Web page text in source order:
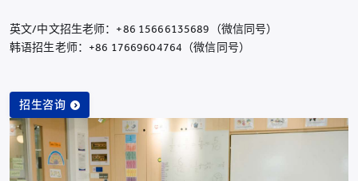
英文/中文招生老师：+86 15666135689（微信同号）
韩语招生老师：+86 17669604764（微信同号）
招生咨询